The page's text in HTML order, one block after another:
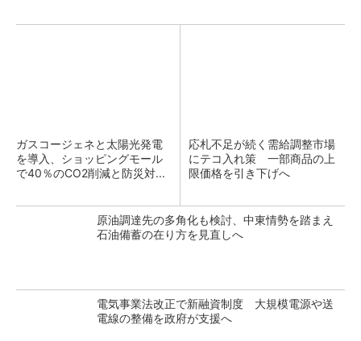
ガスコージェネと太陽光発電
を導入、ショッピングモール
で40％のCO2削減と防災対...
応札不足が続く需給調整市場
にテコ入れ策 一部商品の上
限価格を引き下げへ
原油調達先の多角化も検討、中東情勢を踏まえ
石油備蓄の在り方を見直しへ
電気事業法改正で新融資制度 大規模電源や送
電線の整備を政府が支援へ